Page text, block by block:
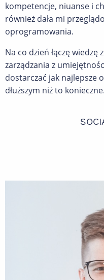
kompetencje, niuanse i
również dała mi
oprogramowania.
Na co dzień łączę wiedzę
zarządzania z
dostarczać jak najlepsze
dłuższym niż to konieczne.